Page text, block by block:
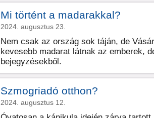
Mi történt a madarakkal?
2024. augusztus 23.
Nem csak az ország sok táján, de
kevesebb madarat látnak az emberek,
bejegyzésekből.
Szmogriadó otthon?
2024. augusztus 12.